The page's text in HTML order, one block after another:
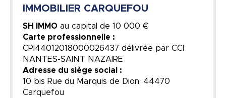
IMMOBILIER CARQUEFOU
SH IMMO au capital de 10 000 €
Carte professionnelle :
CPI44012018000026437 délivrée par CCI
NANTES-SAINT NAZAIRE
Adresse du siège social :
10 bis Rue du Marquis de Dion, 44470
Carquefou